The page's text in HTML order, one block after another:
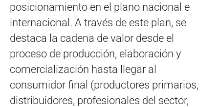
posicionamiento en el plano nacional e
internacional. A través de este plan, se
destaca la cadena de valor desde el
proceso de producción, elaboración y
comercialización hasta llegar al
consumidor final (productores primarios,
distribuidores, profesionales del sector,